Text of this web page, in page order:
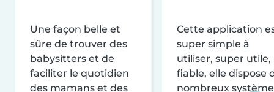
Une façon belle et
sûre de trouver des
babysitters et de
faciliter le quotidien
des mamans et des
Cette application
super simple à
utiliser, super utile,
fiable, elle dispose
nombreux